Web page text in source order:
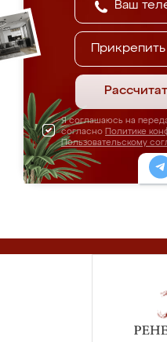
Я соглашаюсь на
согласно Политике
Пользовательскому